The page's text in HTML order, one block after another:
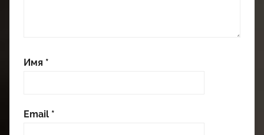
Имя *
Email *